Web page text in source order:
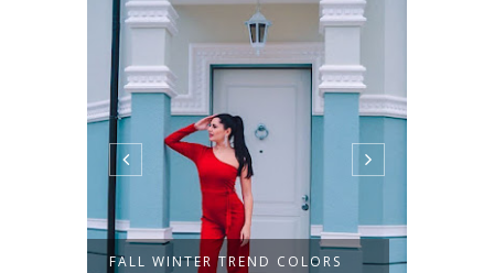
FALL WINTER TREND COLORS